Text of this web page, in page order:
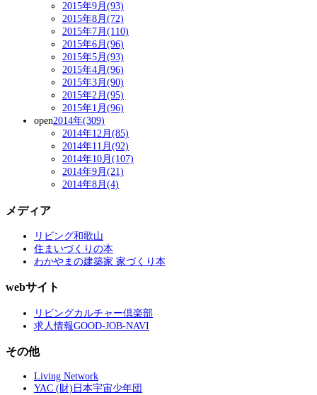
2015年9月(93)
2015年8月(72)
2015年7月(110)
2015年6月(96)
2015年5月(93)
2015年4月(96)
2015年3月(90)
2015年2月(95)
2015年1月(96)
open2014年(309)
2014年12月(85)
2014年11月(92)
2014年10月(107)
2014年9月(21)
2014年8月(4)
メディア
リビング和歌山
住まいづくりの本
わかやまの建築家 家づくり本
webサイト
リビングカルチャー倶楽部
求人情報GOOD-JOB-NAVI
その他
Living Network
YAC (財)日本宇宙少年団